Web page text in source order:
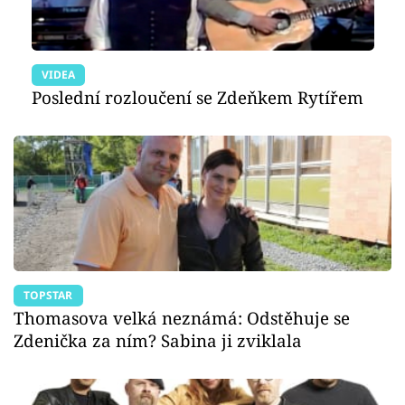
VIDEA
Poslední rozloučení se Zdeňkem Rytířem
TOPSTAR
Thomasova velká neznámá: Odstěhuje se
Zdenička za ním? Sabina ji zviklala